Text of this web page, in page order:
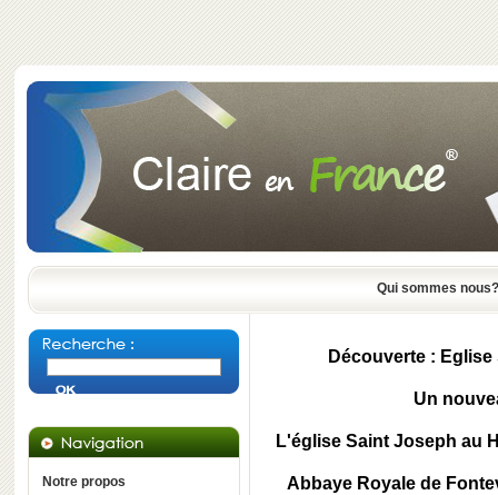
Qui sommes nous?
Notre propos
Découverte :
Un
L'église Saint Joseph au
Abbaye Royale de